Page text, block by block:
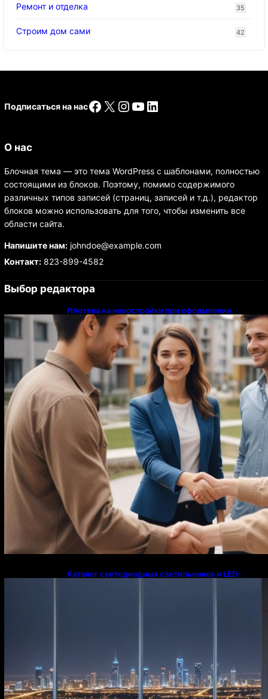
Ремонт и отделка 35
Строим дом сами 42
Подписаться на насFacebook
X Instagram
YouTube
LinkedIn
О нас
Блочная тема — это тема WordPress с шаблонами, полностью
состоящими из блоков. Поэтому, помимо содержимого
различных типов записей (страниц, записей и т.д.), редактор
блоков можно использовать для того, чтобы изменить все
области сайта.
Напишите нам:johndoe@example.com
Контакт:823-899-4582
Выбор редактора
Ипотека на новостройки при оформлении
напрямую у застройщика
Каталог светодиодных светильников и LED-